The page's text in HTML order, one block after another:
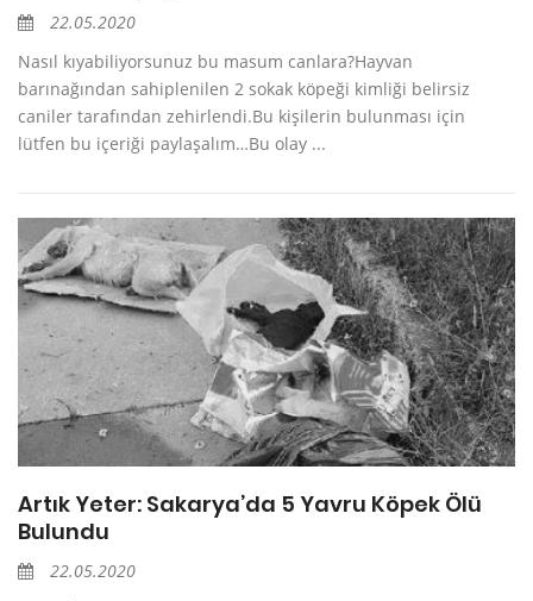
22.05.2020
Nasıl kıyabiliyorsunuz bu masum canlara?Hayvan
barınağından sahiplenilen 2 sokak köpeği kimliği belirsiz
caniler tarafından zehirlendi.Bu kişilerin bulunması için
lütfen bu içeriği paylaşalım…Bu olay ...
Artık Yeter: Sakarya’da 5 Yavru Köpek Ölü
Bulundu
22.05.2020